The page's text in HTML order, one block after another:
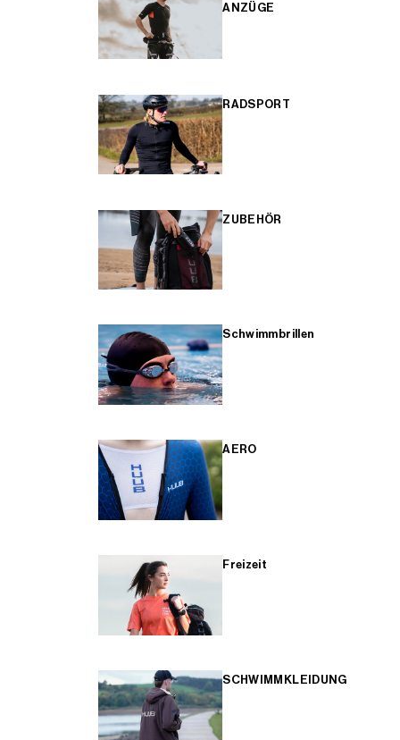
ANZÜGE
RADSPORT
ZUBEHÖR
Schwimmbrillen
AERO
Freizeit
SCHWIMMKLEIDUNG